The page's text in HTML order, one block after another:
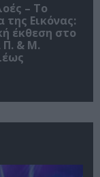
– Το
της Εικόνας:
έκθεση στο
Π. & Μ.